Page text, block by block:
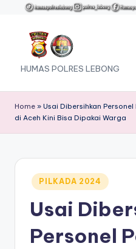
content
HUMAS POLRES LEBONG
Home » Usai Dibersihkan
di Aceh Kini Bisa Dipakai Warga
Posted
in
PILKADA 2024
Usai
Personel